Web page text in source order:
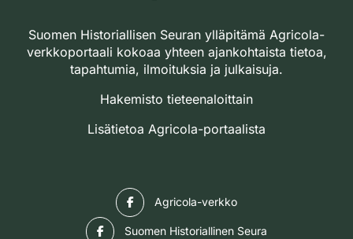
Suomen Historiallisen Seuran ylläpitämä Agricola-
verkkoportaali kokoaa yhteen ajankohtaista tietoa,
tapahtumia, ilmoituksia ja julkaisuja.
Hakemisto tieteenaloittain
Lisätietoa Agricola-portaalista
Agricola-verkko
Suomen Historiallinen Seura